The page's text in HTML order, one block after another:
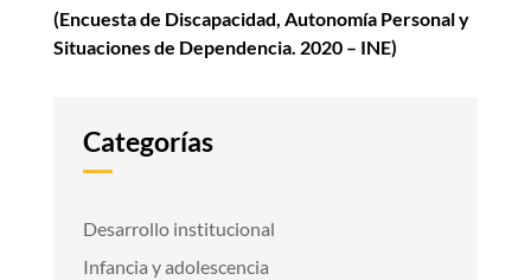
(Encuesta de Discapacidad, Autonomía Personal y
Situaciones de Dependencia. 2020 – INE)
Categorías
Desarrollo institucional
Infancia y adolescencia